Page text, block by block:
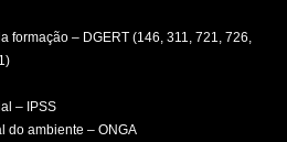
formação – DGERT (146, 311, 721, 726,
– IPSS
do ambiente – ONGA